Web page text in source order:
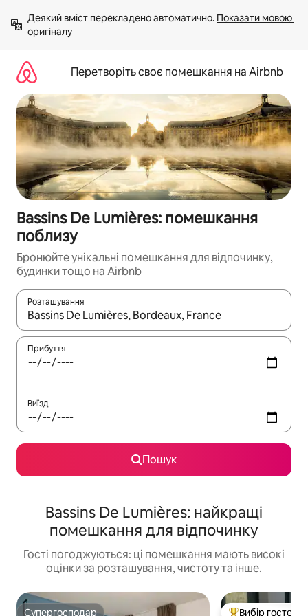
вмісту
Деякий вміст перекладено автоматично. Показати мовою
оригіналу
Перетворіть своє помешкання на Airbnb
Bassins De Lumières: помешкання
поблизу
Бронюйте унікальні помешкання для відпочинку,
будинки тощо на Airbnb
Розташування
Отримавши результати пошуку, використовуйте для
Прибуття
Виїзд
Пошук
Bassins De Lumières: найкращі
помешкання для відпочинку
Гості погоджуються: ці помешкання мають високі
оцінки за розташування, чистоту та інше.
Супергосподар Вибір гостей